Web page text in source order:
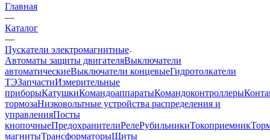
Главная
—
Каталог
—
Пускатели электромагнитные
Автоматы защиты двигателяВыключатели
автоматическиеВыключатели концевыеГидротолкатели
ТЭЗапчастиИзмерительные
приборыКатушкиКомандоаппаратыКомандоконтроллеры
тормозаНизковольтные устройства распределения и
управленияПосты
кнопочныеПредохранителиРелеРубильникиТокоприемник
магнитыТрансформаторыЩиты